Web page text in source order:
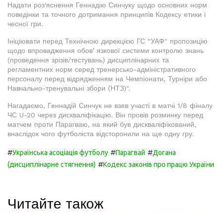
Надати роз'яснення Геннадію Синчуку щодо основних норм
поведінки та точного дотримання принципів Кодексу етики і
чесної гри.
Ініціювати перед Технічною дирекцією ГС "УАФ" пропозицію
щодо впровадження обовʼязкової системи контролю знань
(проведення зрізів/тестувань) дисциплінарних та
регламентних норм серед тренерсько-адміністративного
персоналу перед відрядженням на Чемпіонати, Турніри або
Навчально-тренувальні збори (НТЗ)".
Нагадаємо, Геннадій Синчук не взяв участі в матчі 1/8 фіналу
ЧС U-20 через дискваліфікацію. Він провів розминку перед
матчем проти Парагваю, на який був дискваліфікований,
внаслідок чого футболіста відсторонили на ще одну гру.
#Українська асоціація футболу #Парагвай #Догана
(дисциплінарне стягнення) #Кодекс законів про працю України
Читайте також